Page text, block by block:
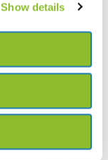
Show details